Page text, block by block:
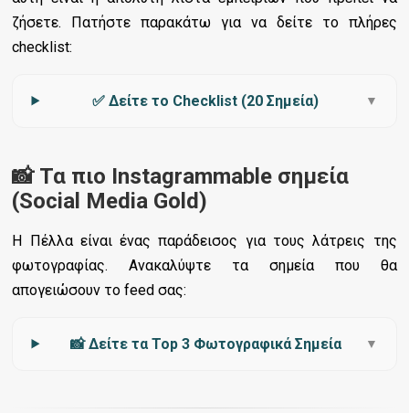
ζήσετε. Πατήστε παρακάτω για να δείτε το πλήρες
checklist:
✅ Δείτε το Checklist (20 Σημεία) ▼
📸 Τα πιο Instagrammable σημεία
(Social Media Gold)
Η Πέλλα είναι ένας παράδεισος για τους λάτρεις της
φωτογραφίας. Ανακαλύψτε τα σημεία που θα
απογειώσουν το feed σας:
📸 Δείτε τα Top 3 Φωτογραφικά Σημεία ▼